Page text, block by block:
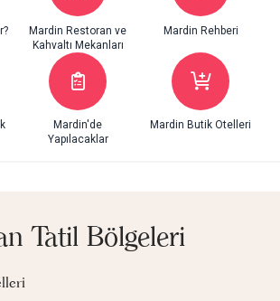
Mardin Restoran ve
Kahvaltı Mekanları
Mardin Rehberi
Mardin'de
Yapılacaklar
Mardin Butik Otelleri
Tatil Bölgeleri